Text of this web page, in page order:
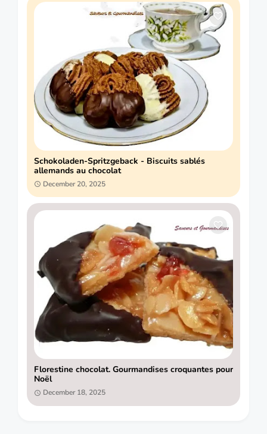
Schokoladen-Spritzgeback - Biscuits sablés
allemands au chocolat
December 20, 2025
Florestine chocolat. Gourmandises croquantes pour
Noël
December 18, 2025